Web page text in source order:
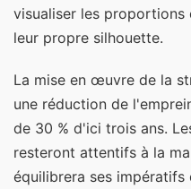
visualiser les
leur propre silhouette.
La mise en œuvre de la
une réduction de
de 30 % d'ici trois ans.
resteront attentifs à la
équilibrera ses